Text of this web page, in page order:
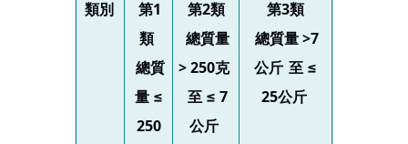
類別
第1
類
總質
量 ≤
250
第2類
總質量
> 250克
至 ≤ 7
公斤
第3類
總質量 >7
公斤 至 ≤
25公斤